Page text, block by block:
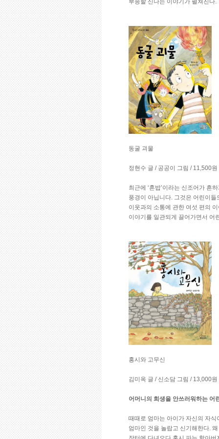
부응할 신나는 이야기가 펼쳐진다.
동굴 괴물
정현수 글 / 공공이 그림 / 11,500
최근에 ‘혼밥’이라는 신조어가 흔
풍경이 아닙니다. 그것은 어린이
이웃과의 소통에 관한 여섯 편의
이야기를 일관되게 끌어가면서 어
홍시와 고무신
김미옥 글 / 신소담 그림 / 13,000
어머니의 희생을 안쓰러워하는 어
때때로 엄마는 아이가 자신의 자
엄마인 것을 놀랍고 신기해한다.